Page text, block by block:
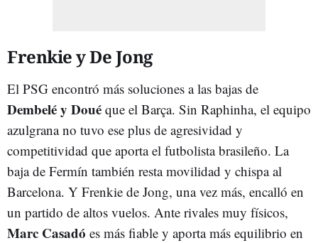
Frenkie y De Jong
El PSG encontró más soluciones a las bajas de
Dembelé y Doué que el Barça. Sin Raphinha, el equipo
azulgrana no tuvo ese plus de agresividad y
competitividad que aporta el futbolista brasileño. La
baja de Fermín también resta movilidad y chispa al
Barcelona. Y Frenkie de Jong, una vez más, encalló en
un partido de altos vuelos. Ante rivales muy físicos,
Marc Casadó es más fiable y aporta más equilibrio en